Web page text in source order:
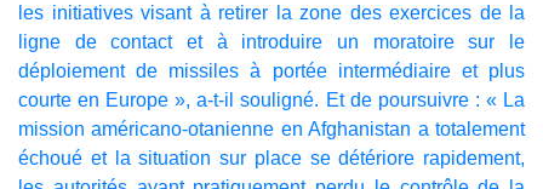
les initiatives visant à retirer la zone des exercices de la
ligne de contact et à introduire un moratoire sur le
déploiement de missiles à portée intermédiaire et plus
courte en Europe », a-t-il souligné. Et de poursuivre : « La
mission américano-otanienne en Afghanistan a totalement
échoué et la situation sur place se détériore rapidement,